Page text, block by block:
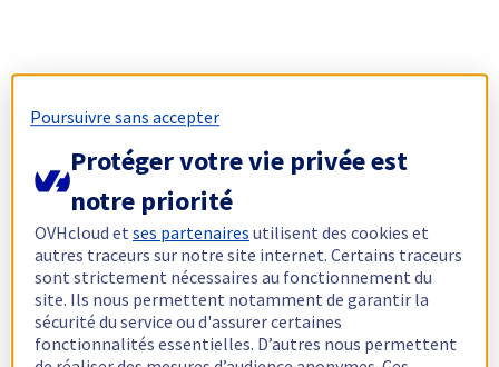
Poursuivre sans accepter
Protéger votre vie privée est
notre priorité
OVHcloud etses partenaires utilisent des cookies et
autres traceurs sur notre site internet. Certains traceurs
sont strictement nécessaires au fonctionnement du
site. Ils nous permettent notamment de garantir la
sécurité du service ou d'assurer certaines
fonctionnalités essentielles. D’autres nous permettent